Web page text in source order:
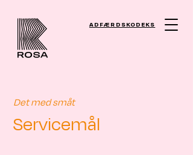
ADFÆRDSKODEKS
Det med småt
Servicemål